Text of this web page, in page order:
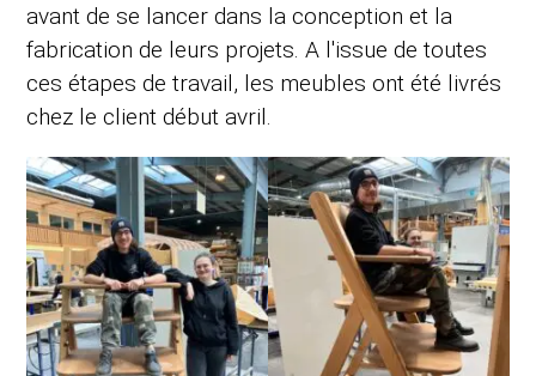
avant de se lancer dans la conception et la
fabrication de leurs projets. A l'issue de toutes
ces étapes de travail, les meubles ont été livrés
chez le client début avril.